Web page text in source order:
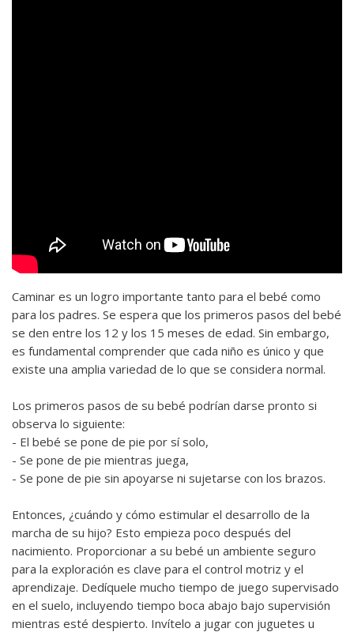
Caminar es un logro importante tanto para el bebé como
para los padres. Se espera que los primeros pasos del bebé
se den entre los 12 y los 15 meses de edad. Sin embargo,
es fundamental comprender que cada niño es único y que
existe una amplia variedad de lo que se considera normal.
Los primeros pasos de su bebé podrían darse pronto si
observa lo siguiente:
- El bebé se pone de pie por sí solo,
- Se pone de pie mientras juega,
- Se pone de pie sin apoyarse ni sujetarse con los brazos.
Entonces, ¿cuándo y cómo estimular el desarrollo de la
marcha de su hijo? Esto empieza poco después del
nacimiento. Proporcionar a su bebé un ambiente seguro
para la exploración es clave para el control motriz y el
aprendizaje. Dedíquele mucho tiempo de juego supervisado
en el suelo, incluyendo tiempo boca abajo bajo supervisión
mientras esté despierto. Invítelo a jugar con juguetes u